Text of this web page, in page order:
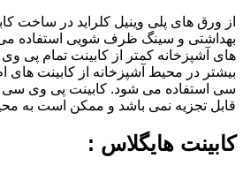
از ورق های پلی وینیل کلراید در ساخت
بهداشتی و سینگ ظرف شویی استفاده
های آشپزخانه کمتر از کابینت تمام پی
بیشتر در محیط آشپزخانه از کابینت
سی استفاده می شود. کابینت پی وی سی
قابل تجزیه نمی باشد و ممکن است به
کابینت هایگلاس :